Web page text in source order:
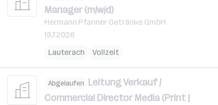
Manager (m/w/d)
Hermann Pfanner Getränke GmbH
19.7.2026
Lauterach
Vollzeit
Abgelaufen Leitung Verkauf /
Commercial Director Media (Print |